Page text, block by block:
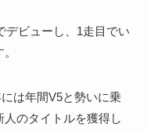
デビューし、1走目でい
は年間V5と勢いに乗
のタイトルを獲得し